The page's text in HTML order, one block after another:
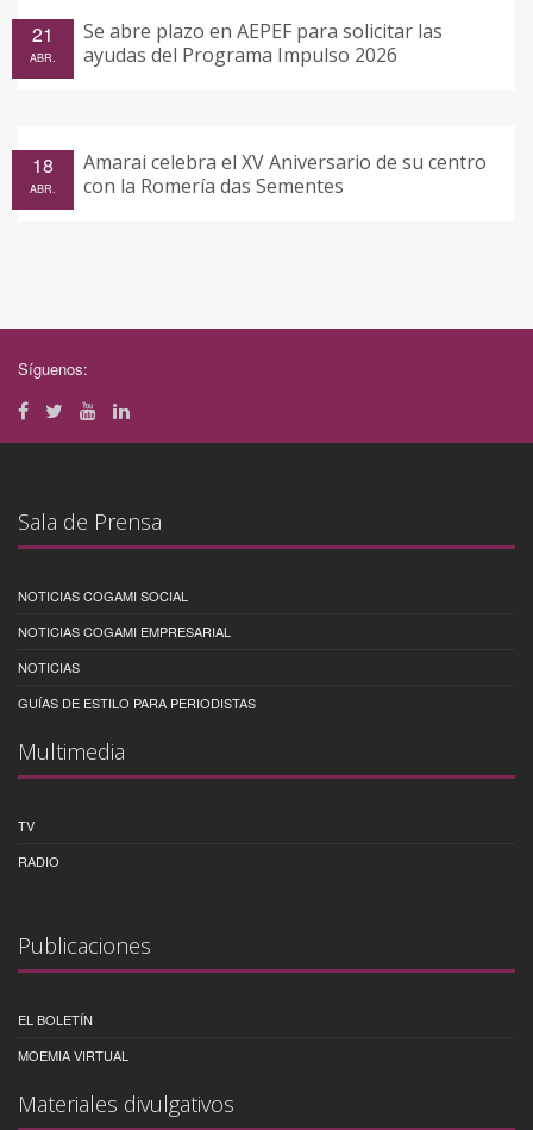
Se abre plazo en AEPEF para solicitar las
ayudas del Programa Impulso 2026
21
ABR.
Amarai celebra el XV Aniversario de su centro
con la Romería das Sementes
18
ABR.
Síguenos:
Sala de Prensa
NOTICIAS COGAMI SOCIAL
NOTICIAS COGAMI EMPRESARIAL
NOTICIAS
GUÍAS DE ESTILO PARA PERIODISTAS
Multimedia
TV
RADIO
Publicaciones
EL BOLETÍN
MOEMIA VIRTUAL
Materiales divulgativos